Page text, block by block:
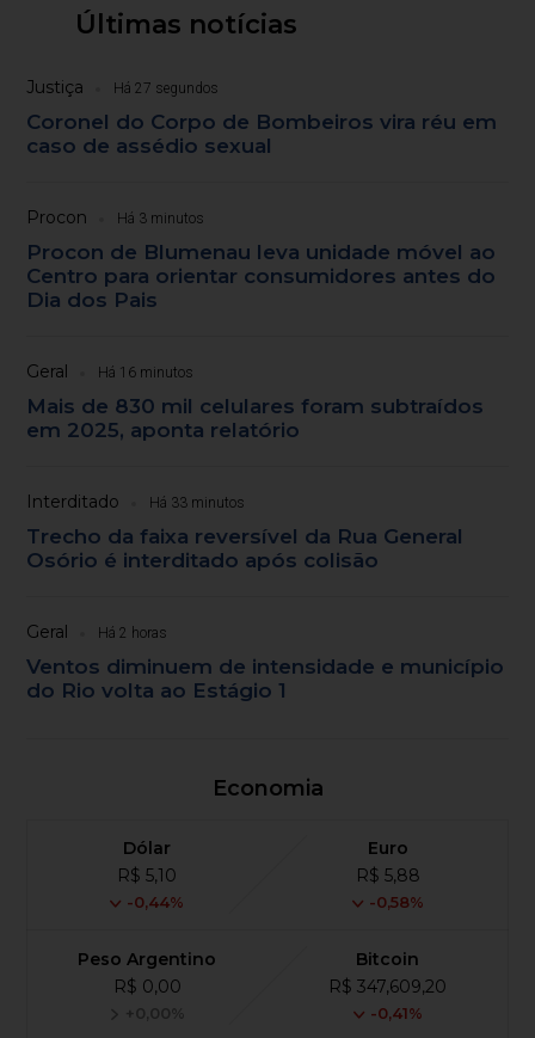
Últimas notícias
Justiça Há 27 segundos
Coronel do Corpo de Bombeiros vira réu em
caso de assédio sexual
Procon Há 3 minutos
Procon de Blumenau leva unidade móvel ao
Centro para orientar consumidores antes do
Dia dos Pais
Geral Há 16 minutos
Mais de 830 mil celulares foram subtraídos
em 2025, aponta relatório
Interditado Há 33 minutos
Trecho da faixa reversível da Rua General
Osório é interditado após colisão
Geral Há 2 horas
Ventos diminuem de intensidade e município
do Rio volta ao Estágio 1
Economia
Dólar
R$ 5,10
-0,44%
Euro
R$ 5,88
-0,58%
Peso Argentino
R$ 0,00
+0,00%
Bitcoin
R$ 347,609,20
-0,41%